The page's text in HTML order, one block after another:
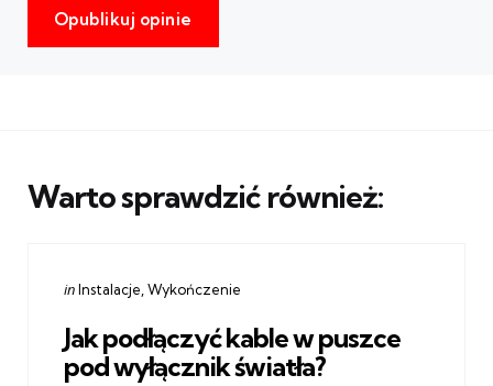
Warto sprawdzić również:
Categories
Posted
inInstalacje Wykończenie
Jak podłączyć kable w puszce
pod wyłącznik światła?